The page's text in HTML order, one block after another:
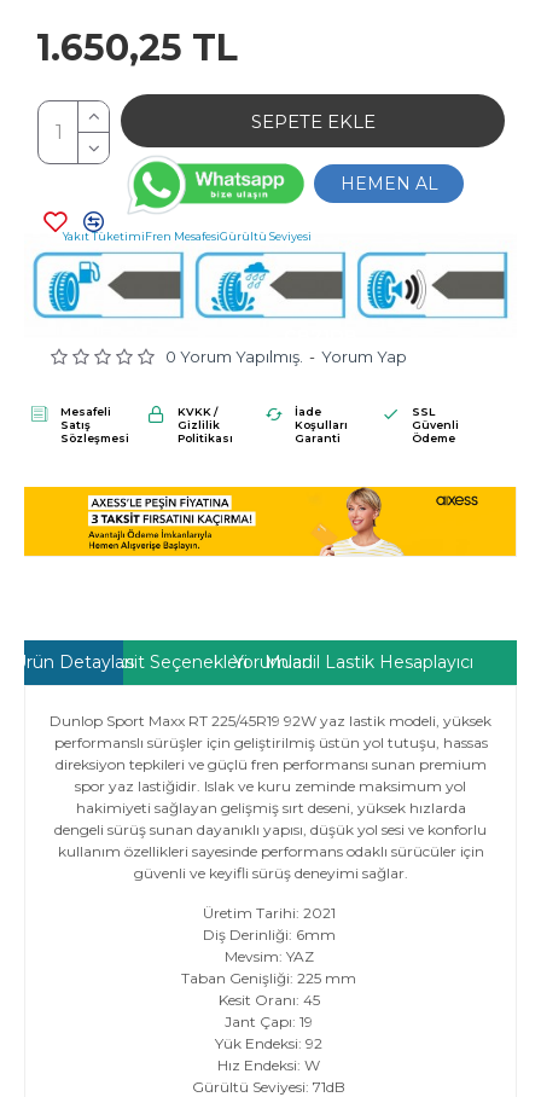
0 Yorum Yapılmış. - Yorum Yap
1.650,25 TL
SEPETE EKLE
HEMEN AL
Yakıt TüketimiFren MesafesiGürültü Seviyesi
Mesafeli
Satış
Sözleşmesi
KVKK /
Gizlilik
Politikası
İade
Koşulları
Garanti
SSL
Güvenli
Ödeme
Ürün DetaylarıTaksit SeçenekleriYorumlar
Muadil Lastik Hesaplayıcı
Dunlop Sport Maxx RT 225/45R19 92W yaz lastik modeli, yüksek
performanslı sürüşler için geliştirilmiş üstün yol tutuşu, hassas
direksiyon tepkileri ve güçlü fren performansı sunan premium
spor yaz lastiğidir. Islak ve kuru zeminde maksimum yol
hakimiyeti sağlayan gelişmiş sırt deseni, yüksek hızlarda
dengeli sürüş sunan dayanıklı yapısı, düşük yol sesi ve konforlu
kullanım özellikleri sayesinde performans odaklı sürücüler için
güvenli ve keyifli sürüş deneyimi sağlar.
Üretim Tarihi: 2021
Diş Derinliği: 6mm
Mevsim: YAZ
Taban Genişliği: 225 mm
Kesit Oranı: 45
Jant Çapı: 19
Yük Endeksi: 92
Hız Endeksi: W
Gürültü Seviyesi: 71dB